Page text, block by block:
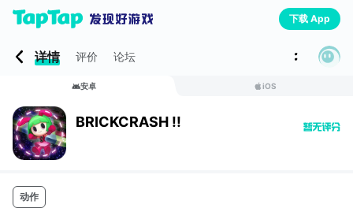
下载 App
详情 评价 论坛
安卓 iOS
BRICKCRASH !!
动作